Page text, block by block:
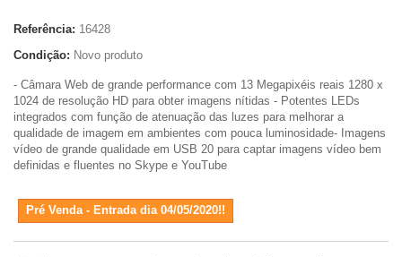
Referência: 16428
Condição: Novo produto
- Câmara Web de grande performance com 13 Megapixéis reais 1280 x
1024 de resolução HD para obter imagens nítidas - Potentes LEDs
integrados com função de atenuação das luzes para melhorar a
qualidade de imagem em ambientes com pouca luminosidade- Imagens
vídeo de grande qualidade em USB 20 para captar imagens vídeo bem
definidas e fluentes no Skype e YouTube
Pré Venda - Entrada dia 04/05/2020!!